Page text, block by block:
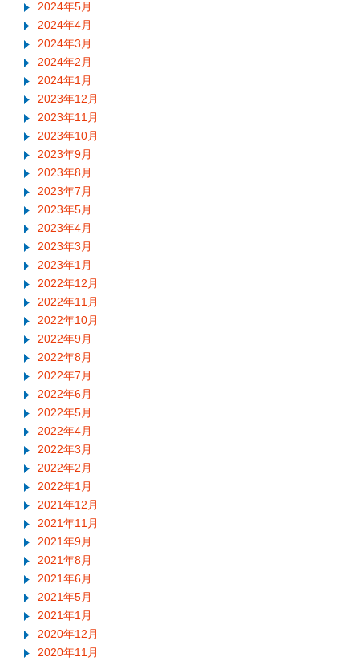
2024年5月
2024年4月
2024年3月
2024年2月
2024年1月
2023年12月
2023年11月
2023年10月
2023年9月
2023年8月
2023年7月
2023年5月
2023年4月
2023年3月
2023年1月
2022年12月
2022年11月
2022年10月
2022年9月
2022年8月
2022年7月
2022年6月
2022年5月
2022年4月
2022年3月
2022年2月
2022年1月
2021年12月
2021年11月
2021年9月
2021年8月
2021年6月
2021年5月
2021年1月
2020年12月
2020年11月